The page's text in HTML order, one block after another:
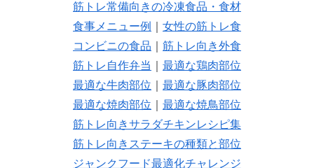
筋トレ常備向きの冷凍食品・食材
食事メニュー例
女性の筋トレ食
コンビニの食品
筋トレ向き外食
筋トレ自作弁当
最適な鶏肉部位
最適な牛肉部位
最適な豚肉部位
最適な焼肉部位
最適な焼鳥部位
筋トレ向きサラダチキンレシピ集
筋トレ向きステーキの種類と部位
ジャンクフード最適化チャレンジ